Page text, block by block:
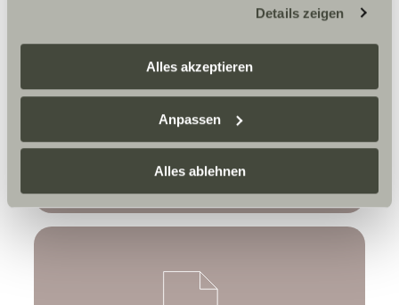
zustehen. Eingesetzte Dienstleister können Daten für
eigene Zwecke verarbeiten und mit anderen Daten
zusammenführen. Weitere Informationen finden Sie hier:
Datenschutzerklärung
einzelne Cookies/Dienste in den Einstellungen aus,
erteilen Sie uns Ihre Einwilligung zur Verarbeitung Ihrer
Daten zu den genannten Zwecken. Die Einwilligung ist
freiwillig, für den Besuch der Website nicht erforderlich
und kann jederzeit über die Einstellungen widerrufen
werden. Klicken Sie auf Ablehnen, werden nur die
den störungsfreien Betrieb der Webseite und die
Details zeigen
Alles akzeptieren
Anpassen
Alles ablehnen
2025
Download